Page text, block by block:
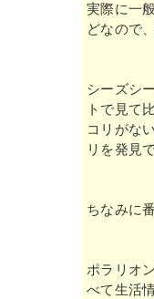
実際に一
どなので
シーズシ
トで見て
コリがな
リを発見
ちなみに
ポラリオ
べて生活